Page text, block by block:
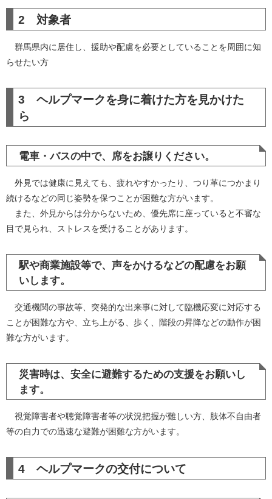
2 対象者
群馬県内に居住し、援助や配慮を必要としていることを周囲に知
らせたい方
3 ヘルプマークを身に着けた方を見かけた
ら
電車・バスの中で、席をお譲りください。
外見では健康に見えても、疲れやすかったり、つり革につかまり
続けるなどの同じ姿勢を保つことが困難な方がいます。
また、外見からは分からないため、優先席に座っていると不審な
目で見られ、ストレスを受けることがあります。
駅や商業施設等で、声をかけるなどの配慮をお願
いします。
交通機関の事故等、突発的な出来事に対して臨機応変に対応する
ことが困難な方や、立ち上がる、歩く、階段の昇降などの動作が困
難な方がいます。
災害時は、安全に避難するための支援をお願いし
ます。
視覚障害者や聴覚障害者等の状況把握が難しい方、肢体不自由者
等の自力での迅速な避難が困難な方がいます。
4 ヘルプマークの交付について